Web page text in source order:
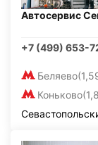
Автосервис
+7 (499) 653-
Беляево
Коньково